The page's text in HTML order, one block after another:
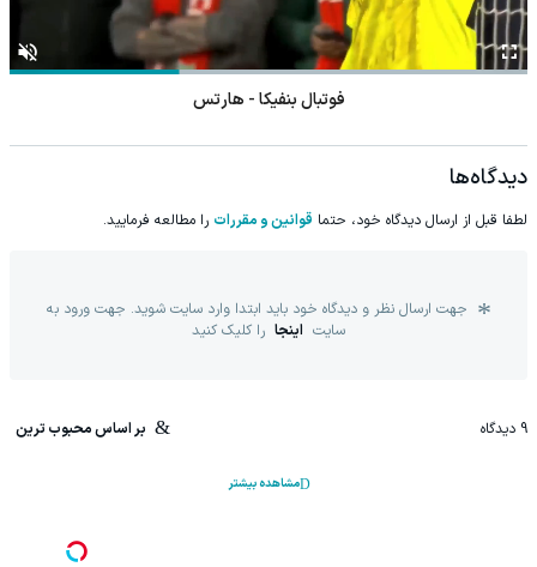
فوتبال بنفیکا - هارتس
دیدگاه‌ها
لطفا قبل از ارسال دیدگاه خود، حتما قوانین و مقررات را مطالعه فرمایید.
جهت ارسال نظر و دیدگاه خود باید ابتدا وارد سایت شوید. جهت ورود به
سایت اینجا را کلیک کنید
9 دیدگاه بر اساس محبوب ترین
مشاهده بیشتر